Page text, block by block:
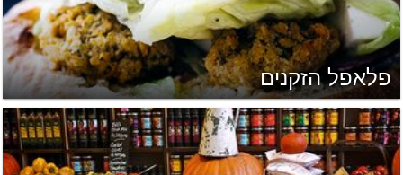
פלאפל הזקנים